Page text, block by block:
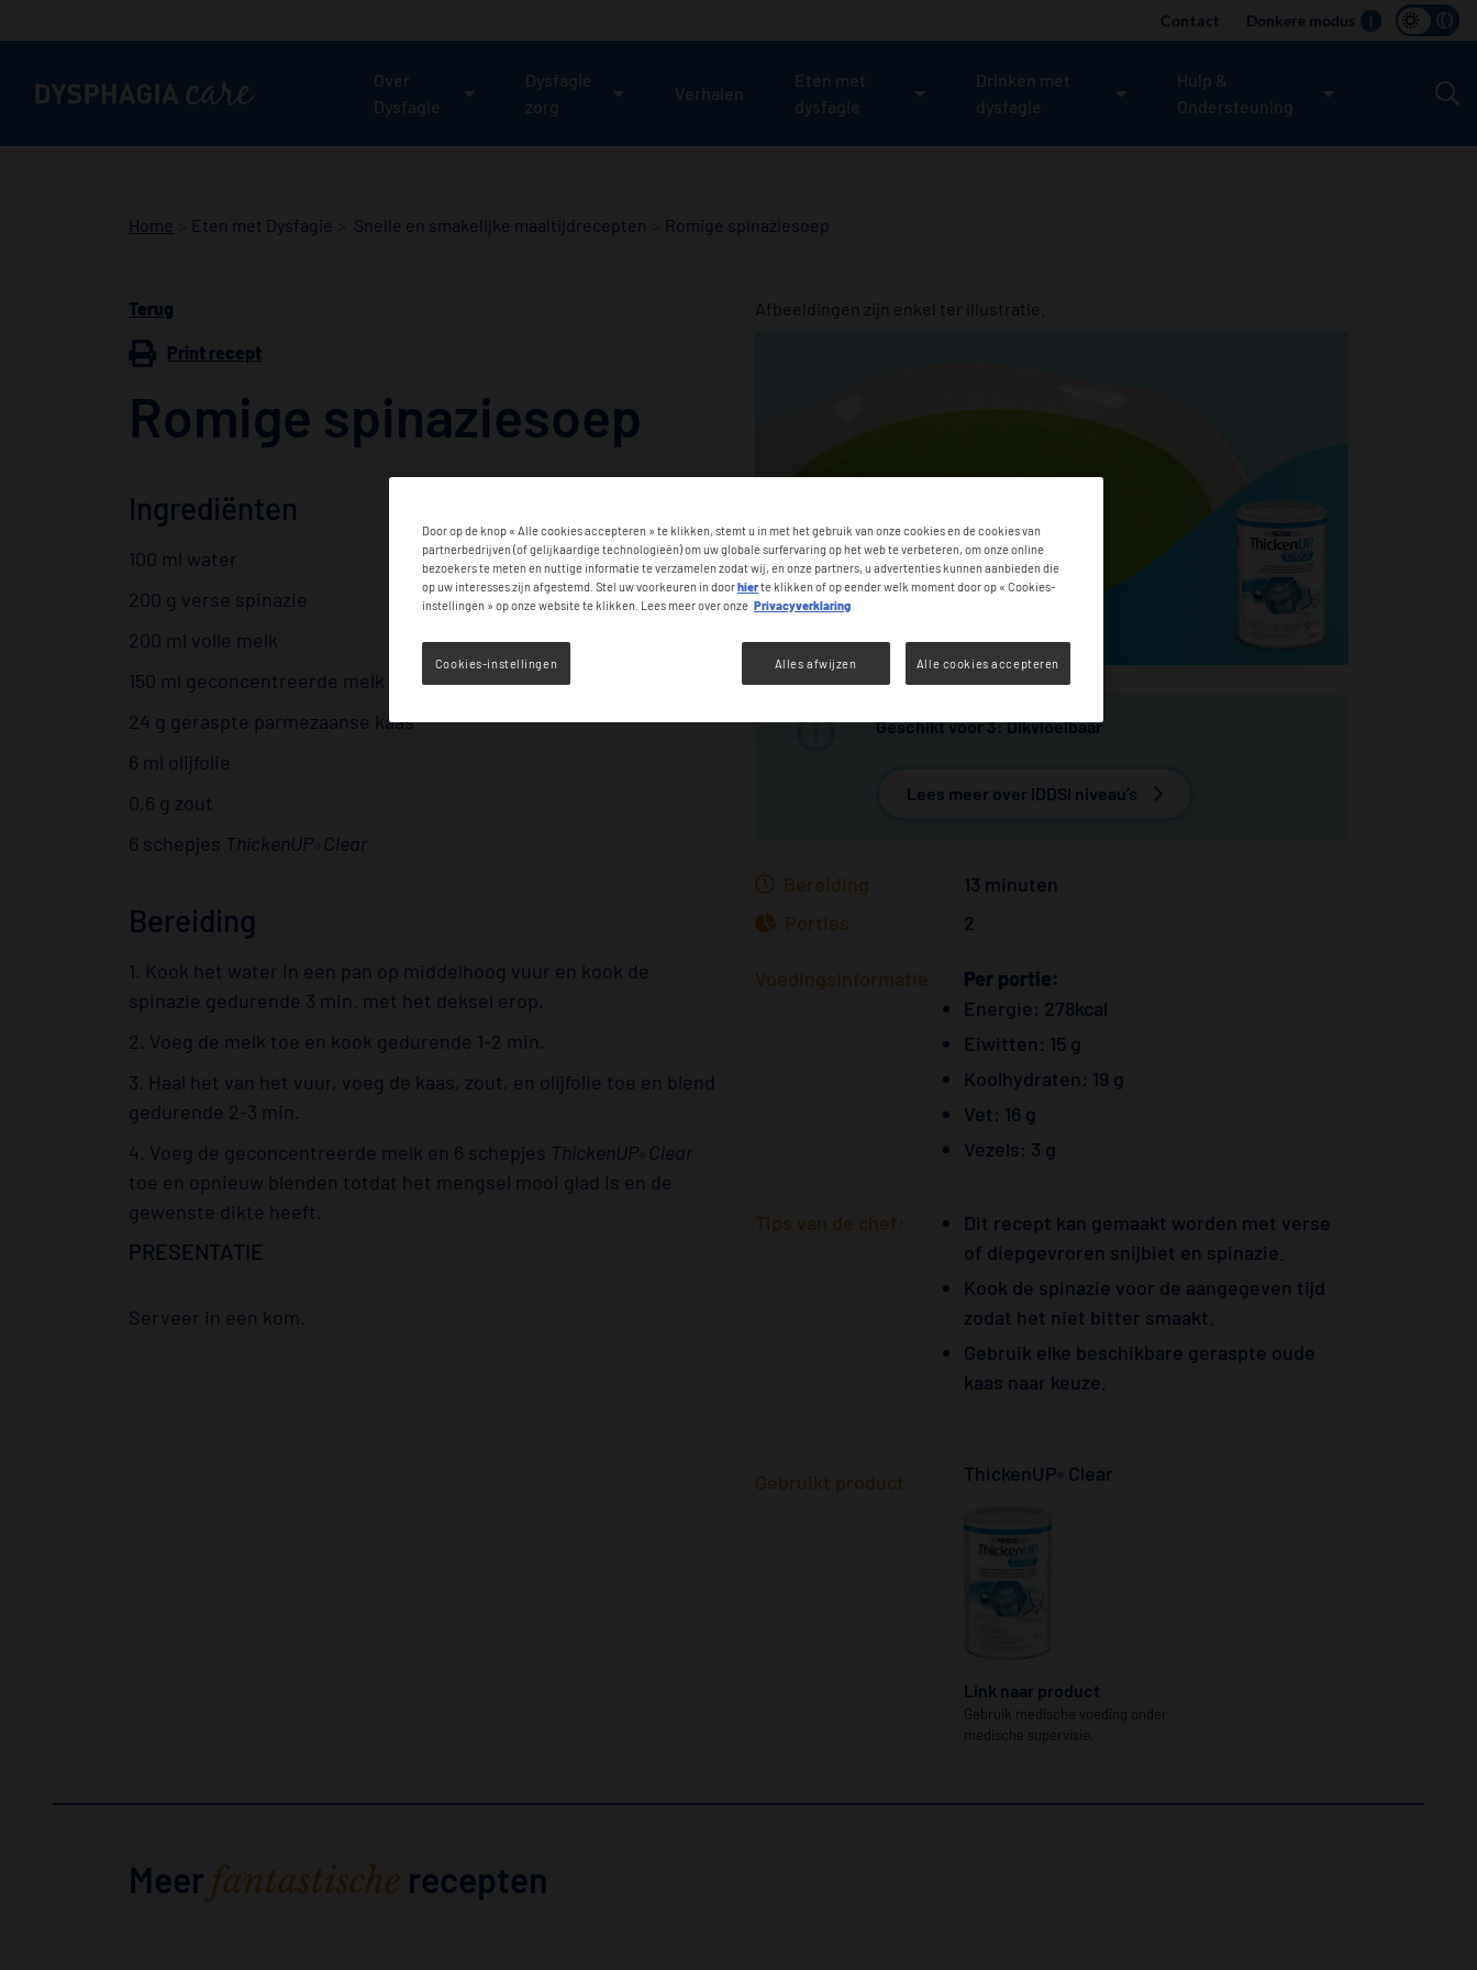
Contact Donkere modus i
Over
Dysfagie
Dysfagie
zorg
Verhalen
Eten met
dysfagie
Drinken met
dysfagie
Hulp &
Ondersteuning
Home Eten met Dysfagie Snelle en smakelijke maaltijdrecepten Romige spinaziesoep
Terug
Print recept
Romige spinaziesoep
Ingrediënten
100 ml water
200 g verse spinazie
200 ml volle melk
150 ml geconcentreerde melk
24 g geraspte parmezaanse kaas
6 ml olijfolie
0,6 g zout
6 schepjes ThickenUP Clear
Bereiding
1. Kook het water in een pan op middelhoog vuur en kook de
spinazie gedurende 3 min. met het deksel erop.
2. Voeg de melk toe en kook gedurende 1-2 min.
3. Haal het van het vuur, voeg de kaas, zout, en olijfolie toe en blend
gedurende 2-3 min.
4. Voeg de geconcentreerde melk en 6 schepjes ThickenUP Clear
toe en opnieuw blenden totdat het mengsel mooi glad is en de
gewenste dikte heeft.
PRESENTATIE
Serveer in een kom.
Afbeeldingen zijn enkel ter illustratie.
Geschikt voor 3: Dikvloeibaar
Lees meer over IDDSI niveau’s
Bereiding
13 minuten
Porties
2
Voedingsinformatie
Per portie:
Energie: 278kcal
Eiwitten: 15 g
Koolhydraten: 19 g
Vet: 16 g
Vezels: 3 g
Tips van de chef:
Dit recept kan gemaakt worden met verse
of diepgevroren snijbiet en spinazie.
Kook de spinazie voor de aangegeven tijd
zodat het niet bitter smaakt.
Gebruik elke beschikbare geraspte oude
kaas naar keuze.
Gebruikt product ThickenUP Clear
Link naar product
Gebruik medische voeding onder
medische supervisie.
Meer fantastische recepten
Door op de knop « Alle cookies accepteren » te klikken, stemt u in met het gebruik van onze cookies en de cookies van
partnerbedrijven (of gelijkaardige technologieën) om uw globale surfervaring op het web te verbeteren, om onze online
bezoekers te meten en nuttige informatie te verzamelen zodat wij, en onze partners, u advertenties kunnen aanbieden die
op uw interesses zijn afgestemd. Stel uw voorkeuren in doorhierte klikken of op eender welk moment door op « Cookies-
instellingen » op onze website te klikken. Lees meer over onze Privacyverklaring
Alles afwijzen Alle cookies accepteren
Cookies-instellingen